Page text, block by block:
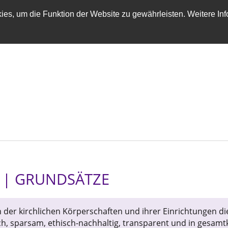
um die Funktion der Website zu gewährleisten. Weitere
GRUNDSÄTZE
der kirchlichen Körperschaften und ihrer Einrichtungen
sparsam, ethisch-nachhaltig, transparent und in